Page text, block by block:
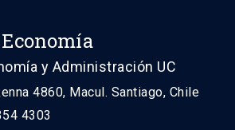
y Administración UC
4860, Macul. Santiago, Chile
4303